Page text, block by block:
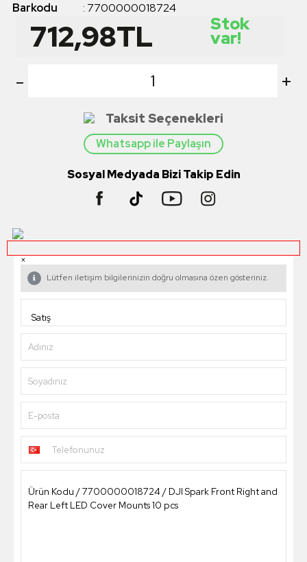
Barkodu
: 7700000018724
712,98TL Stok
var!
- +
Taksit Seçenekleri
Whatsapp ile Paylaşın
Sosyal Medyada Bizi Takip Edin
×
Lütfen iletişim bilgilerinizin doğru olmasına özen gösteriniz.
Adınız
Soyadınız
E-posta
Telefonunuz